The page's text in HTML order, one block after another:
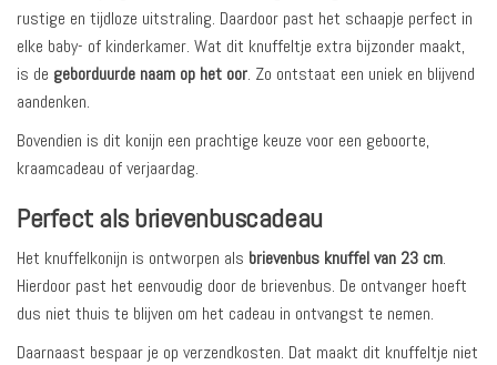
rustige en tijdloze uitstraling. Daardoor past het schaapje perfect in
elke baby- of kinderkamer. Wat dit knuffeltje extra bijzonder maakt,
is de geborduurde naam op het oor. Zo ontstaat een uniek en blijvend
aandenken.
Bovendien is dit konijn een prachtige keuze voor een geboorte,
kraamcadeau of verjaardag.
Perfect als brievenbuscadeau
Het knuffelkonijn is ontworpen als brievenbus knuffel van 23 cm.
Hierdoor past het eenvoudig door de brievenbus. De ontvanger hoeft
dus niet thuis te blijven om het cadeau in ontvangst te nemen.
Daarnaast bespaar je op verzendkosten. Dat maakt dit knuffeltje niet